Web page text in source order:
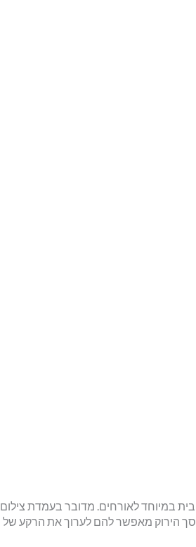
במיוחד לאורחים. מדובר בעמדת
הירוק מאפשר להם לערוך את הרקע של